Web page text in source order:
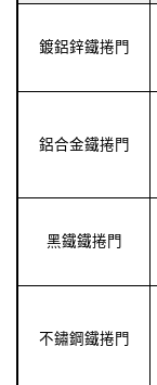
鍍鋁鋅鐵捲門
鋁合金鐵捲門
黑鐵鐵捲門
不鏽鋼鐵捲門